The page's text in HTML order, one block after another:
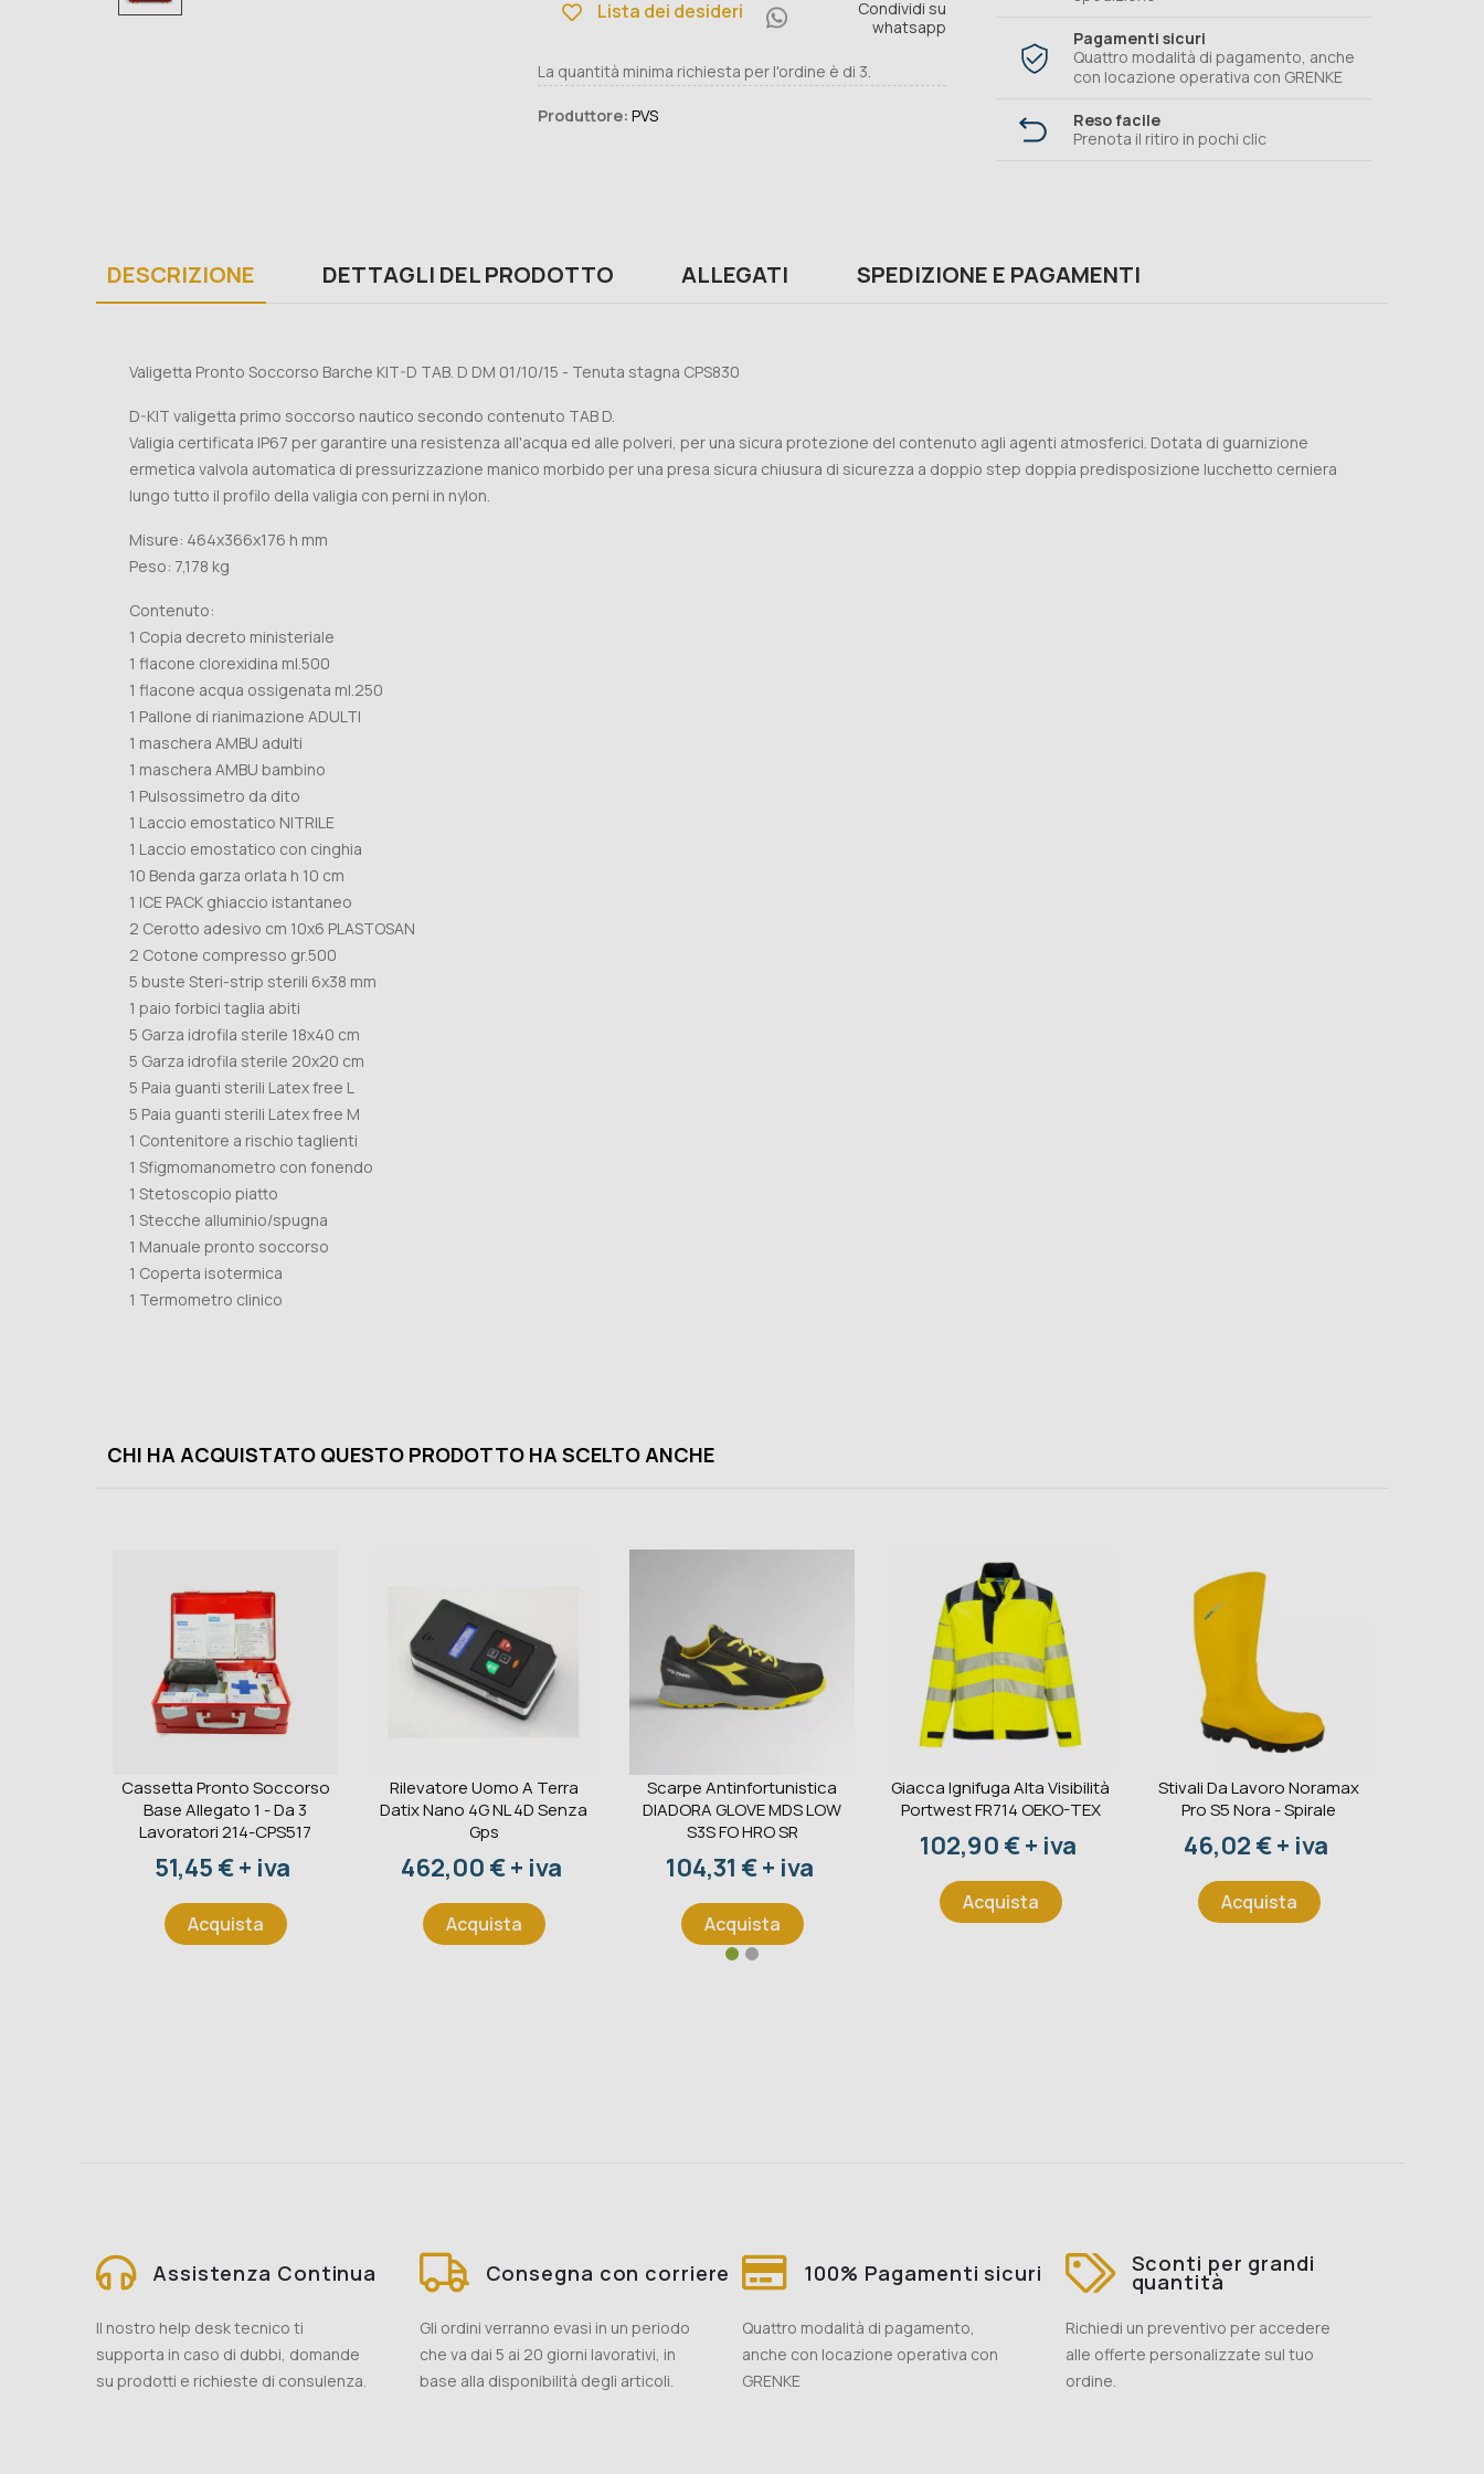
Lista dei desideri
Condividi su
whatsapp
La quantità minima richiesta per l'ordine è di 3.
Produttore: PVS
Pagamenti sicuri
Quattro modalità di pagamento, anche
con locazione operativa con GRENKE
Reso facile
Prenota il ritiro in pochi clic
DESCRIZIONE DETTAGLI DEL PRODOTTO ALLEGATI SPEDIZIONE E PAGAMENTI
Valigetta Pronto Soccorso Barche KIT-D TAB. D DM 01/10/15 - Tenuta stagna CPS830
D-KIT valigetta primo soccorso nautico secondo contenuto TAB D.
Valigia certificata IP67 per garantire una resistenza all'acqua ed alle polveri, per una sicura protezione del contenuto agli agenti atmosferici. Dotata di guarnizione
ermetica valvola automatica di pressurizzazione manico morbido per una presa sicura chiusura di sicurezza a doppio step doppia predisposizione lucchetto cerniera
lungo tutto il profilo della valigia con perni in nylon.
Misure: 464x366x176 h mm
Peso: 7,178 kg
Contenuto:
1 Copia decreto ministeriale
1 flacone clorexidina ml.500
1 flacone acqua ossigenata ml.250
1 Pallone di rianimazione ADULTI
1 maschera AMBU adulti
1 maschera AMBU bambino
1 Pulsossimetro da dito
1 Laccio emostatico NITRILE
1 Laccio emostatico con cinghia
10 Benda garza orlata h 10 cm
1 ICE PACK ghiaccio istantaneo
2 Cerotto adesivo cm 10x6 PLASTOSAN
2 Cotone compresso gr.500
5 buste Steri-strip sterili 6x38 mm
1 paio forbici taglia abiti
5 Garza idrofila sterile 18x40 cm
5 Garza idrofila sterile 20x20 cm
5 Paia guanti sterili Latex free L
5 Paia guanti sterili Latex free M
1 Contenitore a rischio taglienti
1 Sfigmomanometro con fonendo
1 Stetoscopio piatto
1 Stecche alluminio/spugna
1 Manuale pronto soccorso
1 Coperta isotermica
1 Termometro clinico
CHI HA ACQUISTATO QUESTO PRODOTTO HA SCELTO ANCHE
Cassetta Pronto Soccorso
Base Allegato 1 - Da 3
Lavoratori 214-CPS517
Prezzo
51,45 € + iva
Acquista
Rilevatore Uomo A Terra
Datix Nano 4G NL 4D Senza
Gps
Prezzo
462,00 € + iva
Acquista
Scarpe Antinfortunistica
DIADORA GLOVE MDS LOW
S3S FO HRO SR
Prezzo
104,31 € + iva
Acquista
Giacca Ignifuga Alta Visibilità
Portwest FR714 OEKO-TEX
Prezzo
102,90 € + iva
Acquista
Stivali Da Lavoro Noramax
Pro S5 Nora - Spirale
Prezzo
46,02 € + iva
Acquista
Assistenza Continua
Il nostro help desk tecnico ti
supporta in caso di dubbi, domande
su prodotti e richieste di consulenza.
Consegna con corriere
Gli ordini verranno evasi in un periodo
che va dai 5 ai 20 giorni lavorativi, in
base alla disponibilità degli articoli.
100% Pagamenti sicuri
Quattro modalità di pagamento,
anche con locazione operativa con
GRENKE
Sconti per grandi
quantità
Richiedi un preventivo per accedere
alle offerte personalizzate sul tuo
ordine.